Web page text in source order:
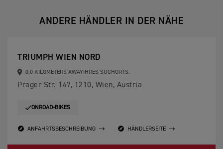
ANDERE HÄNDLER IN DER NÄHE
TRIUMPH WIEN NORD
0,0 KILOMETERS AWAYIHRES SUCHORTS.
Prager Str. 147, 1210, Wien, Austria
ONROAD-BIKES
ANFAHRTSBESCHREIBUNG HÄNDLERSEITE